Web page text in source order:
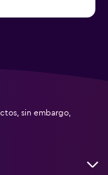
sin embargo,